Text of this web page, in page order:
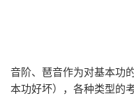
音阶、琶音作为对基本功
本功好坏），各种类型的